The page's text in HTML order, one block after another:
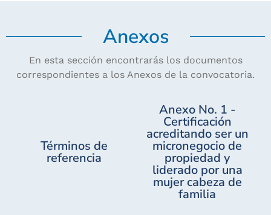
Anexos
En esta sección encontrarás los documentos
correspondientes a los Anexos de la convocatoria.
Términos de
referencia
Anexo No. 1 -
Certificación
acreditando ser un
micronegocio de
propiedad y
liderado por una
mujer cabeza de
familia